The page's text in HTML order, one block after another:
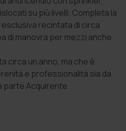
su più livelli. Completa la
recintata di circa
di manovra per mezzi anche
circa un anno, ma che è
e professionalità sia da
parte Acquirente.